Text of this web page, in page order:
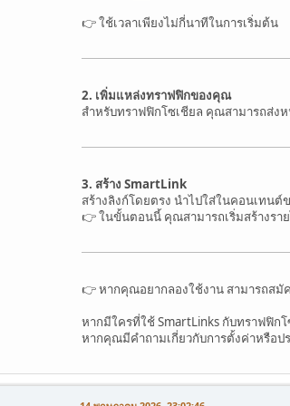
👉 ใช้เวลาเพียงไม่กี่นาทีในการเริ่มต้น
2. เพิ่มแหล่งทราฟฟิกของคุณ
สำหรับทราฟฟิกโซเชียล คุณสามารถส่ง
3. สร้าง SmartLink
สร้างลิงก์โดยตรง นำไปใส่ในคอนเทน
👉 ในขั้นตอนนี้ คุณสามารถเริ่มสร้างร
👉 หากคุณอยากลองใช้งาน สามารถสมั
หากมีใครที่ใช้ SmartLinks กับทราฟฟิก
หากคุณมีคำถามเกี่ยวกับการตั้งค่าหรือป